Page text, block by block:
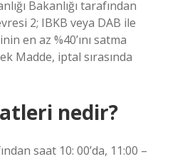
Bakanlığı tarafından
2; IBKB veya DAB ile
en az %40’ını satma
Madde, iptal sırasında
nedir?
saat 10: 00’da, 11:00 –